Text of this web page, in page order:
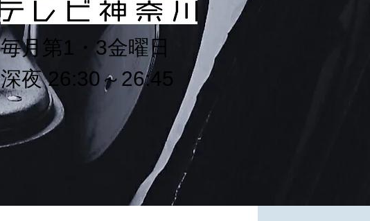
毎月第1・3金曜日
深夜 26:30～26:45